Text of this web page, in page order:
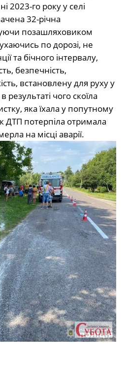
2023-го року у селі
32-річна
позашляховиком
по дорозі, не
та бічного інтервалу,
безпечність,
встановлену для руху у
результаті чого скоїла
яка їхала у попутному
ДТП потерпіла отримала
на місці аварії.